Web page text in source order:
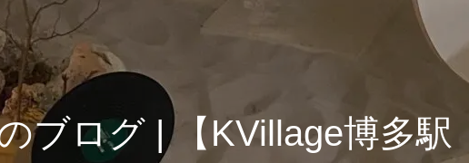
ブログ | 【KVillage博多駅